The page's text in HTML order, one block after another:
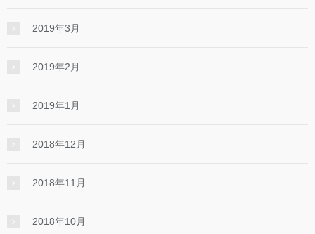
2019年3月
2019年2月
2019年1月
2018年12月
2018年11月
2018年10月